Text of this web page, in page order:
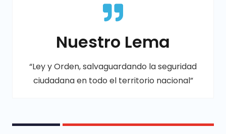
Nuestro Lema
“Ley y Orden, salvaguardando la seguridad
ciudadana en todo el territorio nacional”